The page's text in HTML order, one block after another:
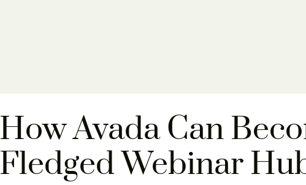
How Avada Can
Fledged Webinar